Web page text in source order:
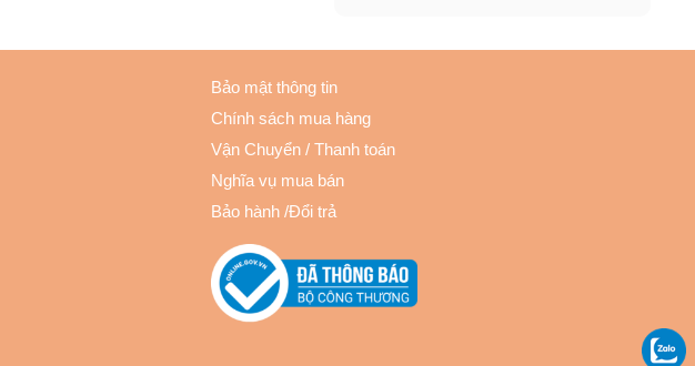
Bảo mật thông tin
Chính sách mua hàng
Vận Chuyển /Thanh toán
Nghĩa vụ mua bán
Bảo hành/Đổi trả